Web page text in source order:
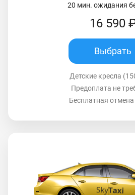
20 мин. ожидания
16 590
Выбрать
Детские кресла
Предоплата не
Бесплатная отмена